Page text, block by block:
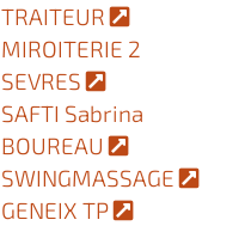
TRAITEUR
MIROITERIE 2
SEVRES
SAFTI Sabrina
BOUREAU
SWINGMASSAGE
GENEIX TP